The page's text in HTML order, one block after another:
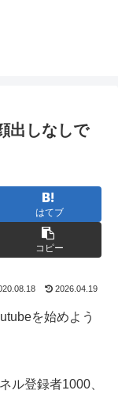
出しなしで
はてブ
コピー
2026.04.19
を始めよう
ル登録者1000、